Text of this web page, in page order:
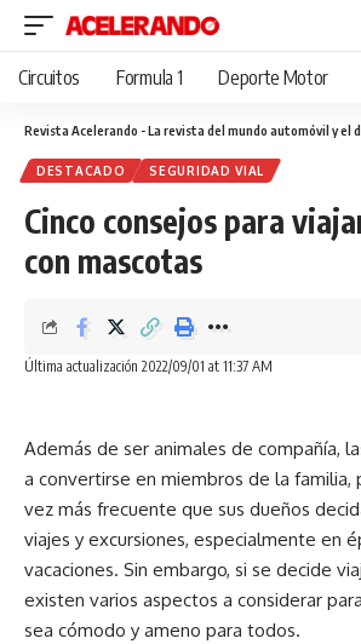
Circuitos Formula 1 Deporte Motor
Revista Acelerando - La revista del mundo automóvil y el
DESTACADO SEGURIDAD VIAL
Cinco consejos para
con mascotas
Última actualización 2022/09/01 at 11:37 AM
Además de ser animales de compañía,
a convertirse en miembros de la familia,
vez más frecuente que sus dueños
viajes y excursiones, especialmente en
vacaciones. Sin embargo, si se decide
existen varios aspectos a considerar
sea cómodo y ameno para todos.